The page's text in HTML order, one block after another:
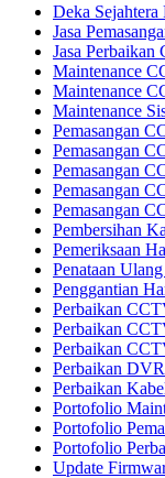
Deka Sejahtera
Jasa
Jasa Perbaikan
Maintenance
Maintenance
Maintenance
Pemasangan
Pemasangan
Pemasangan
Pemasangan
Pemasangan
Pembersihan
Pemeriksaan
Penataan
Penggantian
Perbaikan
Perbaikan
Perbaikan
Perbaikan
Perbaikan
Portofolio
Portofolio
Portofolio
Update